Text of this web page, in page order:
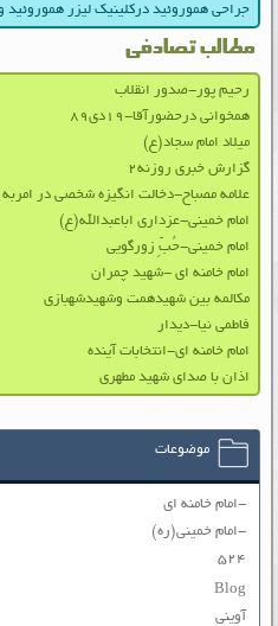
جراحی هموروئید درکلینیک لیزر هموروئید
مطالب تصادفی
رحیم پور-صدور انقلاب
همخوانی درحضورآقا-۱۹دی۸۹
میلاد امام سجاد(ع)
گزارش خبری روزنه۲
علامه مصباح-دخالت انگیزه شخصی در
امام خمینی-عزداری اباعبدالله(ع)
امام خمینی-حُبِّ زورگویی
امام خامنه ای -شهید چمران
مکالمه بین شهیدهمت وشهیدشهبازی
فاطمی نیا-دیدار
امام خامنه ای-انتخابات آینده
اذان با صدای شهید مطهری
موضوعات
-امام خامنه ای
-امام خمینی(ره)
۵۲۴
Blog
آوینی